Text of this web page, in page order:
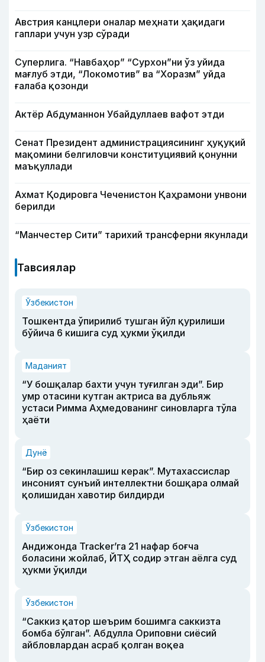
Австрия канцлери оналар меҳнати ҳақидаги
гаплари учун узр сўради
Суперлига. “Навбаҳор” “Сурхон”ни ўз уйида
мағлуб этди, “Локомотив” ва “Хоразм” уйда
ғалаба қозонди
Актёр Абду­маннон Убайдуллаев вафот этди
Сенат Президент администрациясининг ҳуқуқий
мақомини белгиловчи конституциявий қонунни
маъқуллади
Ахмат Қодировга Чеченистон Қаҳрамони унвони
берилди
“Манчестер Сити” тарихий трансферни якунлади
Тавсиялар
Ўзбекистон
Тошкентда ўпирилиб тушган йўл қурилиши
бўйича 6 кишига суд ҳукми ўқилди
Маданият
“У бошқалар бахти учун туғилган эди”. Бир
умр отасини кутган актриса ва дубльяж
устаси Римма Аҳмедованинг синовларга тўла
ҳаёти
Дунё
“Бир оз секинлашиш керак”. Мутахассислар
инсоният сунъий интеллектни бошқара олмай
қолишидан хавотир билдирди
Ўзбекистон
Андижонда Tracker’га 21 нафар боғча
боласини жойлаб, ЙТҲ содир этган аёлга суд
ҳукми ўқилди
Ўзбекистон
“Саккиз қатор шеърим бошимга саккизта
бомба бўлган”. Абдулла Ориповни сиёсий
айбловлардан асраб қолган воқеа